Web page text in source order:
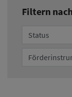
Filtern
Status